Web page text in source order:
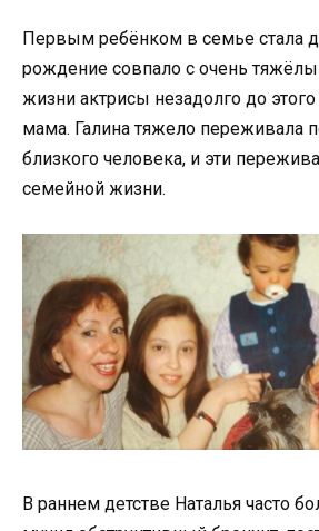
Первым ребёнком в семье стала
рождение совпало с очень
жизни актрисы незадолго до
мама. Галина тяжело переживала
близкого человека, и эти
семейной жизни.
В раннем детстве Наталья часто